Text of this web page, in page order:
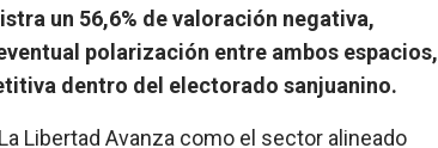
un 56,6% de valoración negativa,
polarización entre ambos espacios,
dentro del electorado sanjuanino.
Libertad Avanza como el sector alineado